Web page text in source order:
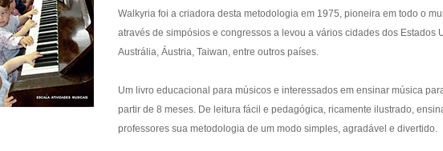
Walkyria foi a criadora desta metodologia em 1975, pioneira em todo o
através de simpósios e congressos a levou a vários cidades dos Estados
Austrália, Áustria, Taiwan, entre outros países.
Um livro educacional para músicos e interessados em ensinar música
partir de 8 meses. De leitura fácil e pedagógica, ricamente ilustrado,
professores sua metodologia de um modo simples, agradável e divertido.